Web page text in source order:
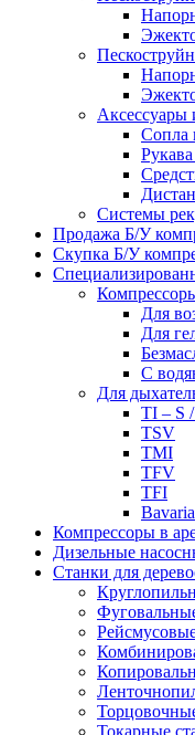
Сопла
Системы
Продажа Б/У
Скупка Б/У
Для
Для
С
Для
TI – S
TSV
TMI
TFV
TFI
Bavaria
Компрессоры в
Дизельные
Станки для
Токарные